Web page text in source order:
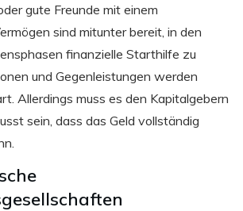
gute Freunde mit einem
sind mitunter bereit, in den
finanzielle Starthilfe zu
und Gegenleistungen werden
Allerdings muss es den Kapitalgebern
sein, dass das Geld vollständig